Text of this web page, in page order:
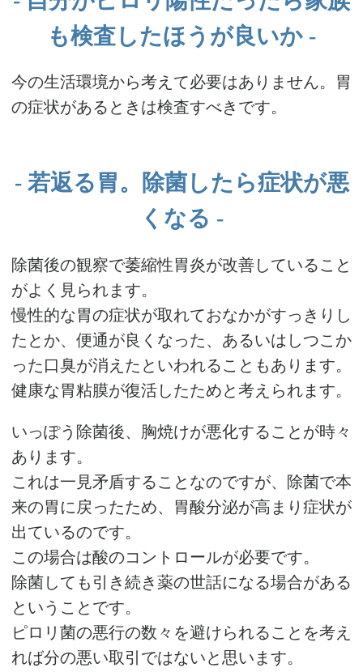
も検査したほうが良いか
今の生活環境から考えて必要はありません。胃
の症状があるときは検査すべきです。
若返る胃。除菌したら症状が悪
くなる
除菌後の観察で萎縮性胃炎が改善していること
がよく見られます。
慢性的な胃の症状が取れておなかがすっきりし
たとか、便通が良くなった、あるいはしつこか
った口臭が消えたといわれることもあります。
健康な胃粘膜が復活したためと考えられます。
いっぽう除菌後、胸焼けが悪化することが時々
あります。
これは一見矛盾することなのですが、除菌で本
来の胃に戻ったため、胃酸分泌が高まり症状が
出ているのです。
この場合は酸のコントロールが必要です。
除菌しても引き続き薬の世話になる場合がある
ということです。
ピロリ菌の悪行の数々を避けられることを考え
れば分の悪い取引ではないと思います。